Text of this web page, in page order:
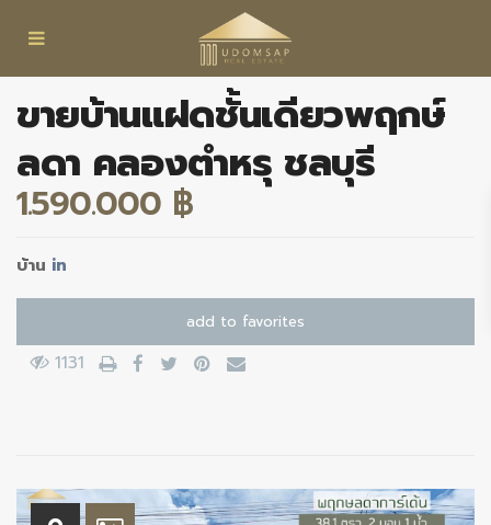
ขายบ้านแฝดชั้นเดียวพฤกษ์
ลดา คลองตำหรุ ชลบุรี
1.590.000 ฿
บ้าน in
add to favorites
1131